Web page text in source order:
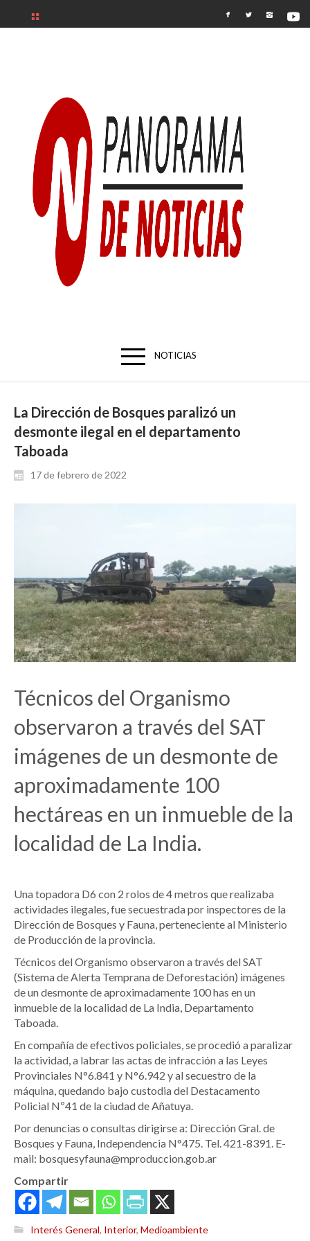
NOTICIAS
La Dirección de Bosques paralizó un
desmonte ilegal en el departamento
Taboada
17 de febrero de 2022
Técnicos del Organismo
observaron a través del SAT
imágenes de un desmonte de
aproximadamente 100
hectáreas en un inmueble de la
localidad de La India.
Una topadora D6 con 2 rolos de 4 metros que realizaba
actividades ilegales, fue secuestrada por inspectores de la
Dirección de Bosques y Fauna, perteneciente al Ministerio
de Producción de la provincia.
Técnicos del Organismo observaron a través del SAT
(Sistema de Alerta Temprana de Deforestación) imágenes
de un desmonte de aproximadamente 100 has en un
inmueble de la localidad de La India, Departamento
Taboada.
En compañía de efectivos policiales, se procedió a paralizar
la actividad, a labrar las actas de infracción a las Leyes
Provinciales N°6.841 y N°6.942 y al secuestro de la
máquina, quedando bajo custodia del Destacamento
Policial Nº41 de la ciudad de Añatuya.
Por denuncias o consultas dirigirse a: Dirección Gral. de
Bosques y Fauna, Independencia N°475. Tel. 421-8391. E-
mail: bosquesyfauna@mproduccion.gob.ar
Compartir
Interés General, Interior, Medioambiente